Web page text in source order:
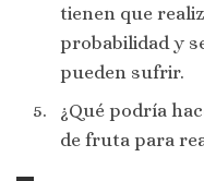
tienen que
probabilidad y
pueden sufrir.
¿Qué podría
de fruta para